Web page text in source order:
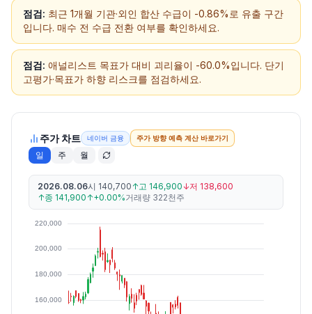
점검: 최근 1개월 기관·외인 합산 수급이 -0.86%로 유출 구간
입니다. 매수 전 수급 전환 여부를 확인하세요.
점검: 애널리스트 목표가 대비 괴리율이 -60.0%입니다. 단기
고평가·목표가 하향 리스크를 점검하세요.
주가 차트 네이버 금융 주가 방향 예측 계산 바로가기
일 주 월
2026.08.06시 140,700 ↑고 146,900↓저 138,600
↑종 141,900 ↑+0.00%거래량 322천주